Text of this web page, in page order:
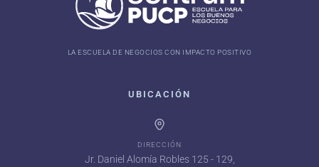
LA ESCUELA DE NEGOCIOS CON IMPACTO POSITIVO
UBICACIÓN
DIRECCIÓN
Jr. Daniel Alomía Robles 125 - 129,